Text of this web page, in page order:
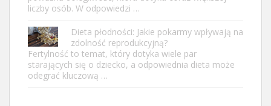
liczby osób. W odpowiedzi …
Dieta płodności: Jakie pokarmy wpływają na
zdolność reprodukcyjną?
Fertylność to temat, który dotyka wiele par
starających się o dziecko, a odpowiednia dieta może
odegrać kluczową …